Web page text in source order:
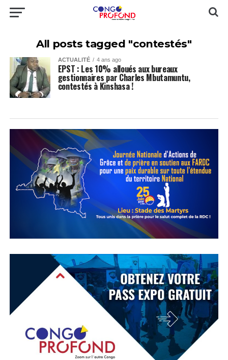
All posts tagged "contestés"
ACTUALITÉ 4 ans ago
EPST : Les 10% alloués aux bureaux
gestionnaires par Charles Mbutamuntu,
contestés à Kinshasa !